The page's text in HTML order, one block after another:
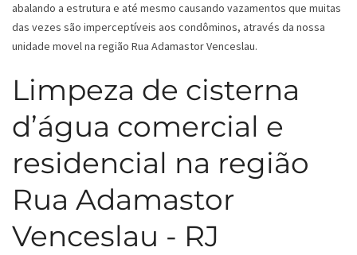
abalando a estrutura e até mesmo causando vazamentos que muitas
das vezes são imperceptíveis aos condôminos, através da nossa
unidade movel na região Rua Adamastor Venceslau.
Limpeza de cisterna
d’água comercial e
residencial na região
Rua Adamastor
Venceslau - RJ